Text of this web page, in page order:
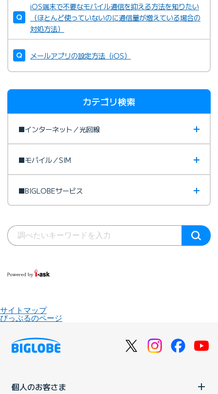
iOS端末で不要なモバイル通信を抑える方法を知りたい
（ほとんど使っていないのに通信量が増えている場合の
対処方法）
メールアプリの設定方法（iOS）
カテゴリ検索
■インターネット／光回線
■モバイル／SIM
■BIGLOBEサービス
サイトマップ
びっぷるのページ
個人のお客さま